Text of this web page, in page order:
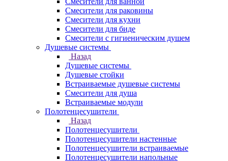
Смесители для раковины
Смесители для кухни
Смесители для биде
Смесители с гигиеническим душем
Душевые системы
Назад
Душевые системы
Душевые стойки
Встраиваемые душевые системы
Смесители для душа
Встраиваемые модули
Полотенцесушители
Назад
Полотенцесушители
Полотенцесушители настенные
Полотенцесушители встраиваемые
Полотенцесушители напольные